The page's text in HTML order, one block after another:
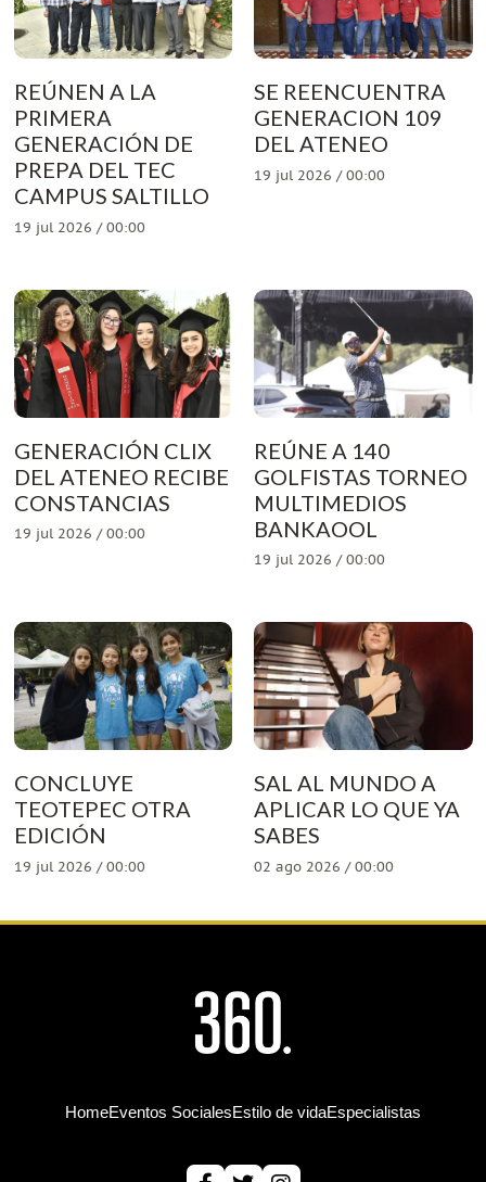
REÚNEN A LA
PRIMERA
GENERACIÓN DE
PREPA DEL TEC
CAMPUS SALTILLO
19 jul 2026 / 00:00
SE REENCUENTRA
GENERACION 109
DEL ATENEO
19 jul 2026 / 00:00
GENERACIÓN CLIX
DEL ATENEO RECIBE
CONSTANCIAS
19 jul 2026 / 00:00
REÚNE A 140
GOLFISTAS TORNEO
MULTIMEDIOS
BANKAOOL
19 jul 2026 / 00:00
CONCLUYE
TEOTEPEC OTRA
EDICIÓN
19 jul 2026 / 00:00
SAL AL MUNDO A
APLICAR LO QUE YA
SABES
02 ago 2026 / 00:00
HomeEventos SocialesEstilo de vidaEspecialistas